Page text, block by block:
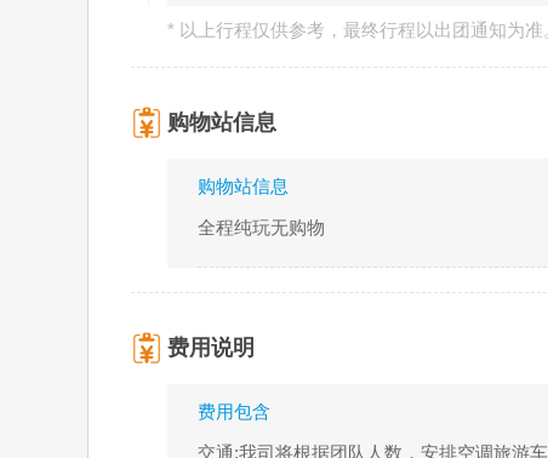
* 以上行程仅供参考，最终行程以出团通知为准
购物站信息
购物站信息
全程纯玩无购物
费用说明
费用包含
交通:我司将根据团队人数，安排空调旅游